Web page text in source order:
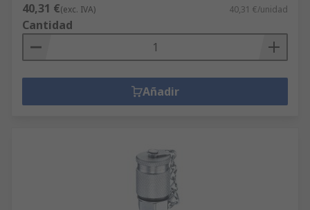
40,31 €(exc. IVA) 40,31 €/unidad
Cantidad
Añadir